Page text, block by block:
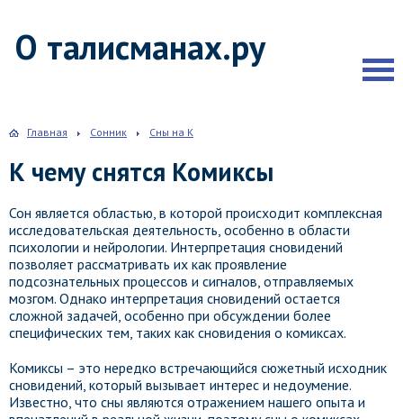
О талисманах.ру
Главная Сонник Сны на К
К чему снятся Комиксы
Сон является областью, в которой происходит комплексная
исследовательская деятельность, особенно в области
психологии и нейрологии. Интерпретация сновидений
позволяет рассматривать их как проявление
подсознательных процессов и сигналов, отправляемых
мозгом. Однако интерпретация сновидений остается
сложной задачей, особенно при обсуждении более
специфических тем, таких как сновидения о комиксах.
Комиксы – это нередко встречающийся сюжетный исходник
сновидений, который вызывает интерес и недоумение.
Известно, что сны являются отражением нашего опыта и